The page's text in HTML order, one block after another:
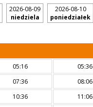
2026-08-09
niedziela
2026-08-10
poniedziałek
05:16 05:36
07:36 08:06
10:36 11:06